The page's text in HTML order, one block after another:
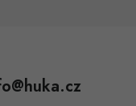
@huka.cz